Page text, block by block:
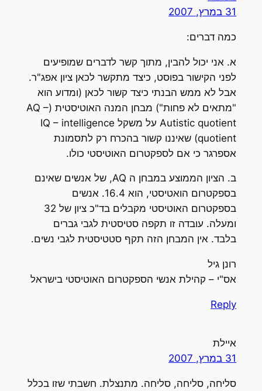
31 במרץ, 2007
כמה דברים:
א. אני יכול להבין, מתוך קשר לדברים שמופיעים
לפני הקישור בפוסט, כיצד מתקשר לכאן ציון אפג"ר.
אבל לא ממש הבנתי כיצד קשור לכאן (ומדוע הוא
"מתאים לא פחות") מבחן המנה האוטיסטית (AQ –
Autistic quotient על משקל IQ – intelligence
quotient) שאיננו קשור בהכרח רק לתסמונת
אספרגר כי אם לספקטרום האוטיסטי כולו.
ב. הציון הממוצע במבחן ה AQ, של אנשים שאינם
בספקטרום הואטיסטי, הוא 16.4. אנשים
בספקטרום האוטיסטי מקבלים בד"כ ציון של 32
ומעלה. עובדה זו תקפה סטיסטית לגבי גברים
בלבד. אין המבחן הזה תקף סטטיסטית לגבי נשים.
רונן גיל
אס"י – קהילת אנשי הספקטרום האוטיסטי בישראל
Reply
איילת
31 במרץ, 2007
סליחה, סליחה, סליחה. מתנצלת. חשבתי שזו בכלל